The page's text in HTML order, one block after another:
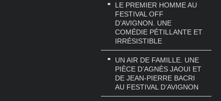
LE PREMIER HOMME AU
FESTIVAL OFF
D’AVIGNON. UNE
COMÉDIE PÉTILLANTE ET
IRRÉSISTIBLE
UN AIR DE FAMILLE. UNE
PIÈCE D’AGNÈS JAOUI ET
DE JEAN-PIERRE BACRI
AU FESTIVAL D’AVIGNON